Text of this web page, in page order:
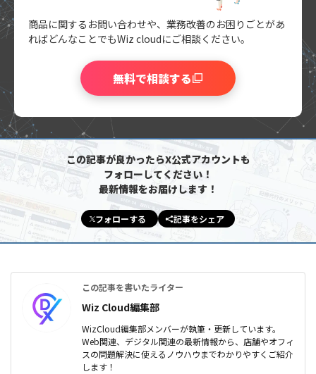
商品に関するお問い合わせや、業務改善のお困りごとがあ
ればどんなことでもWiz cloudにご相談ください。
無料で相談する
この記事が良かったらX公式アカウントも
フォローしてください！
最新情報をお届けします！
フォローする 記事をシェア
この記事を書いたライター
Wiz Cloud編集部
WizCloud編集部メンバーが執筆・更新しています。
Web関連、デジタル関連の最新情報から、店舗やオフィ
スの問題解決に使えるノウハウまでわかりやすくご紹介
します！